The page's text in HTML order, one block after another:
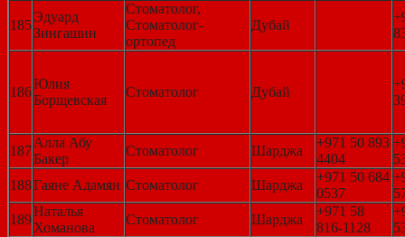
185
Эдуард
Зингашин
Стоматолог,
Стоматолог-
ортопед
Дубай
186
Юлия
Борщевская
Стоматолог Дубай
187
Алла Абу
Бакер
Стоматолог Шарджа
+971 50 893
4404
188Гаяне Адамян Стоматолог Шарджа
+971 50 684
0537
189
Наталья
Хоманова
Стоматолог Шарджа
+971 58
816-1128